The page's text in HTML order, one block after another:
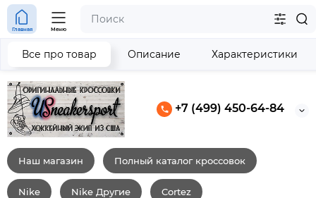
+7 (499) 450-64-84
Главная Меню
Наш магазин Полный каталог кроссовок
Nike Nike Другие Cortez
Все про товар Описание Характеристики